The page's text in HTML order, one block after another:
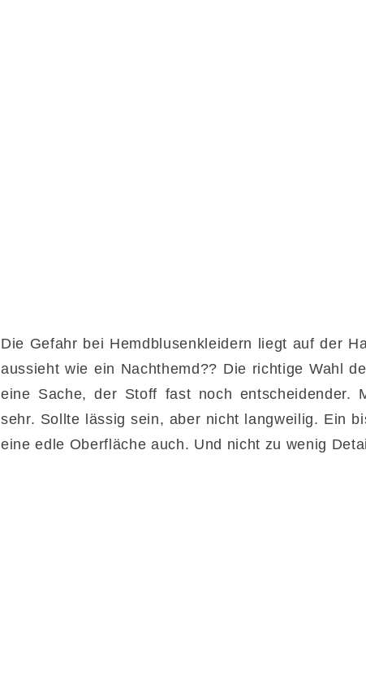
Die Gefahr bei Hemdblusenkleidern liegt auf der
aussieht wie ein Nachthemd?? Die richtige Wahl
eine Sache, der Stoff fast noch entscheidender.
sehr. Sollte lässig sein, aber nicht langweilig. Ein
eine edle Oberfläche auch. Und nicht zu wenig